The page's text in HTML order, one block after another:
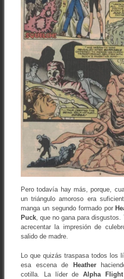
Pero todavía hay más, porque,
un triángulo amoroso era
manga un segundo formado por
Puck, que no gana para disgustos.
acrecentar la impresión de
salido de madre.
Lo que quizás traspasa todos los
esa escena de Heather
cotilla. La líder deAlpha Flight